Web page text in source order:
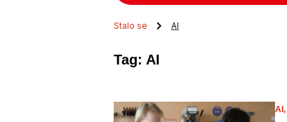
Stalo se AI
Tag: AI
AI,